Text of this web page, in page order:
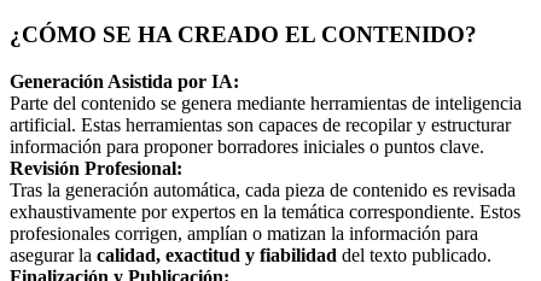
¿CÓMO SE HA CREADO EL CONTENIDO?
Generación Asistida por IA:
Parte del contenido se genera mediante herramientas de inteligencia
artificial. Estas herramientas son capaces de recopilar y estructurar
información para proponer borradores iniciales o puntos clave.
Revisión Profesional:
Tras la generación automática, cada pieza de contenido es revisada
exhaustivamente por expertos en la temática correspondiente. Estos
profesionales corrigen, amplían o matizan la información para
asegurar la calidad, exactitud y fiabilidad del texto publicado.
Finalización y Publicación: